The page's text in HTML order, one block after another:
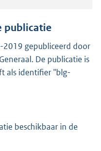
t
e
:
3
publicatie
2019 gepubliceerd door
De publicatie is
als identifier "blg-
beschikbaar in de